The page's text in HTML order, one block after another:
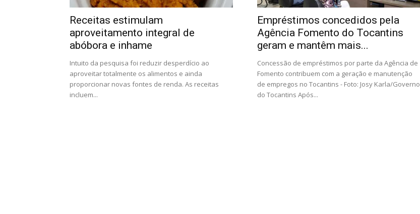
Receitas estimulam
aproveitamento integral de
abóbora e inhame
Intuito da pesquisa foi reduzir desperdício ao
aproveitar totalmente os alimentos e ainda
proporcionar novas fontes de renda. As receitas
incluem...
Empréstimos concedidos pela
Agência Fomento do Tocantins
geram e mantêm mais...
Concessão de empréstimos por parte da Agência de
Fomento contribuem com a geração e manutenção
de empregos no Tocantins - Foto: Josy Karla/Governo
do Tocantins Após...